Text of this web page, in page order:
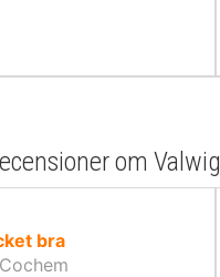
om Valwig
bra